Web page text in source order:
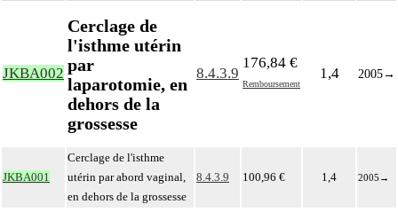
JKBA002
Cerclage de
l'isthme utérin
par
laparotomie, en
dehors de la
grossesse
8.4.3.9
176,84 €
Remboursement
1,4 2005→
JKBA001
Cerclage de l'isthme
utérin par abord vaginal,
en dehors de la grossesse
8.4.3.9 100,96 € 1,4 2005 →